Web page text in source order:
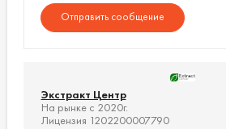
Отправить сообщение
Экстракт Центр
На рынке с 2020г.
Лицензия 1202200007790